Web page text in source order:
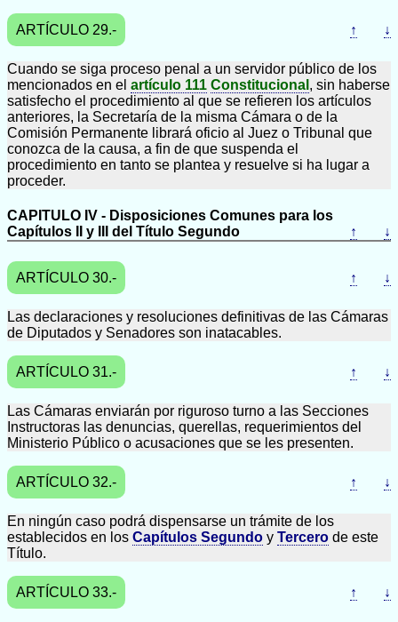
ARTÍCULO 29.- ↑ ↓
Cuando se siga proceso penal a un servidor público de los
mencionados en el artículo 111 Constitucional , sin haberse
satisfecho el procedimiento al que se refieren los artículos
anteriores, la Secretaría de la misma Cámara o de la
Comisión Permanente librará oficio al Juez o Tribunal que
conozca de la causa, a fin de que suspenda el
procedimiento en tanto se plantea y resuelve si ha lugar a
proceder.
CAPITULO IV - Disposiciones Comunes para los
Capítulos II y III del Título Segundo
↑ ↓
ARTÍCULO 30.- ↑ ↓
Las declaraciones y resoluciones definitivas de las Cámaras
de Diputados y Senadores son inatacables.
ARTÍCULO 31.- ↑ ↓
Las Cámaras enviarán por riguroso turno a las Secciones
Instructoras las denuncias, querellas, requerimientos del
Ministerio Público o acusaciones que se les presenten.
ARTÍCULO 32.- ↑ ↓
En ningún caso podrá dispensarse un trámite de los
establecidos en los Capítulos Segundo y Tercero de este
Título.
ARTÍCULO 33.- ↑ ↓